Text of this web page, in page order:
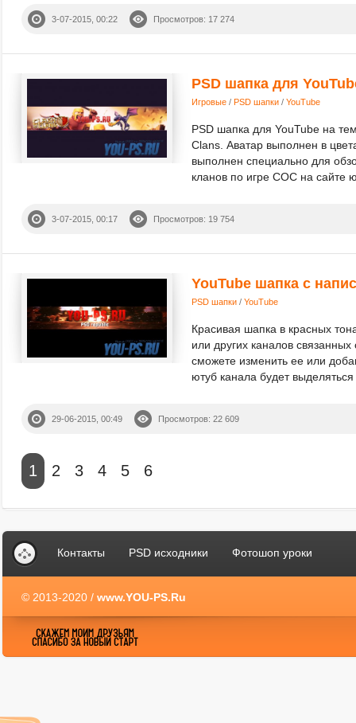
3-07-2015, 00:22 Просмотров: 17 274
PSD шапка для
Игровые / PSD шапки / YouTube
PSD шапка для YouTube на
Clans. Аватар выполнен в
выполнен специально для
кланов по игре COC на сайте
3-07-2015, 00:17 Просмотров: 19 754
YouTube шапка с
PSD шапки / YouTube
Красивая шапка в красных
или других каналов
сможете изменить ее или
ютуб канала будет
29-06-2015, 00:49 Просмотров: 22 609
1 2 3 4 5 6
Контакты PSD исходники Фотошоп уроки
© 2013-2020 / www.YOU-PS.Ru
YOU-PS.Ru